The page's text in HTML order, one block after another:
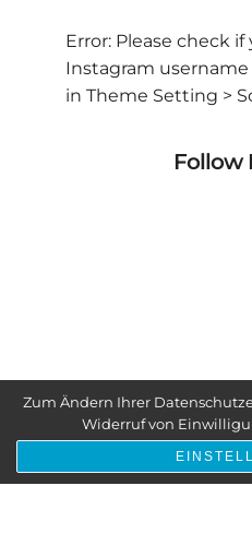
Error: Please check
Instagram username
in Theme Setting >
Follow
© Copyright 2019-2025 by
Zum Ändern Ihrer
Widerruf von